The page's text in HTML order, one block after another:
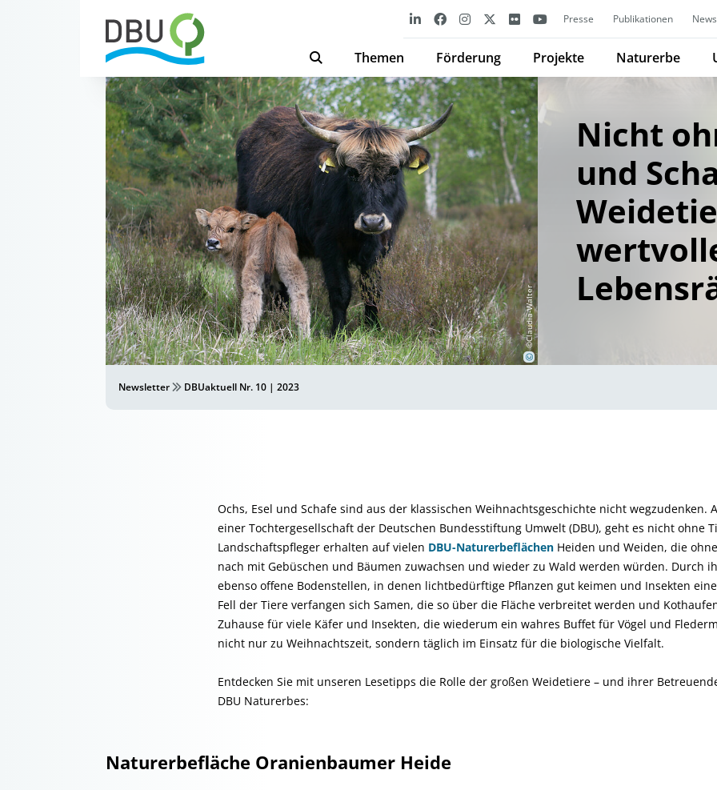
Presse Publikationen
Themen Förderung Projekte Naturerbe
©
©Claudia-Walter
Nicht
und
Newsletter DBUaktuell Nr. 10 | 2023
Ochs, Esel und Schafe sind aus der klassischen Weihnachtsgeschichte nicht wegzudenken.
einer Tochtergesellschaft der Deutschen Bundesstiftung Umwelt (DBU), geht es nicht ohne
Landschaftspfleger erhalten auf vielen DBU-Naturerbeflächen Heiden und Weiden, die
nach mit Gebüschen und Bäumen zuwachsen und wieder zu Wald werden würden. Durch
ebenso offene Bodenstellen, in denen lichtbedürftige Pflanzen gut keimen und Insekten
Fell der Tiere verfangen sich Samen, die so über die Fläche verbreitet werden und
Zuhause für viele Käfer und Insekten, die wiederum ein wahres Buffet für Vögel und
nicht nur zu Weihnachtszeit, sondern täglich im Einsatz für die biologische Vielfalt.
Entdecken Sie mit unseren Lesetipps die Rolle der großen Weidetiere – und ihrer
DBU Naturerbes:
Naturerbefläche Oranienbaumer Heide